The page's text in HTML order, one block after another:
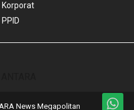
Korporat
PPID
News Megapolitan